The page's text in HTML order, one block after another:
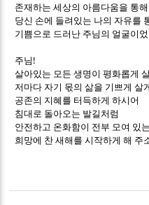
존재하는 세상의 아름다움을 통
당신 손에 들려있는 나의 자유를
기쁨으로 드러난 주님의 얼굴이
주님 !
살아있는 모든 생명이 평화롭게
저마다 자기 몫의 삶을 기쁘게 살
공존의 지혜를 터득하게 하시어
침대로 돌아오는 발길처럼
안전하고 온화함이 전부 모여 있
희망에 찬 새해를 시작하게 해 주